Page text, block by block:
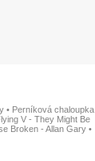
• Perníková chaloupka
V - They Might Be
Broken - Allan Gary •